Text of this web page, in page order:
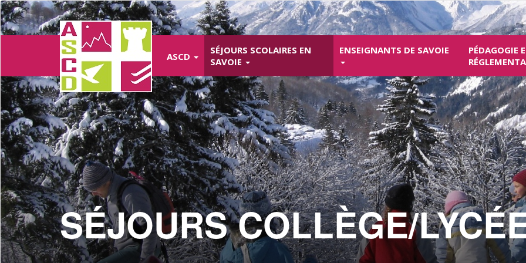
Aller
au
contenu
ASCD
SÉJOURS SCOLAIRES EN
SAVOIE
ENSEIGNANTS DE SAVOIE
PÉDAGOGIE
SÉJOURS COLLÈGE/